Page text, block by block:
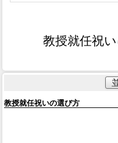
教授就任祝
教授就任祝いの選び方